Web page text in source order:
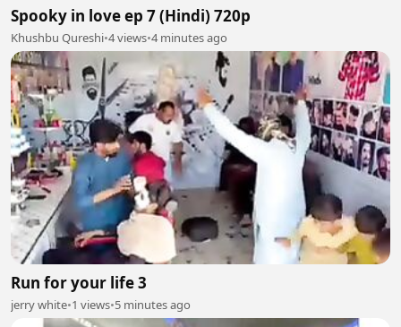
Spooky in love ep 7 (Hindi) 720p
Khushbu Qureshi•4 views•4 minutes ago
Run for your life 3
jerry white•1 views•5 minutes ago